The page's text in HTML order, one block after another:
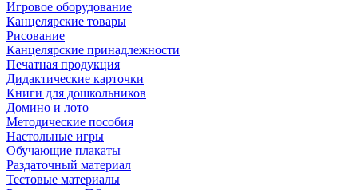
Игровое оборудование
Канцелярские товары
Рисование
Канцелярские принадлежности
Печатная продукция
Дидактические карточки
Книги для дошкольников
Домино и лото
Методические пособия
Настольные игры
Обучающие плакаты
Раздаточный материал
Тестовые материалы